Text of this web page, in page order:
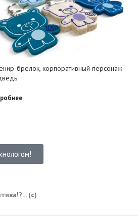
брелок, корпоративный персонаж
(с)